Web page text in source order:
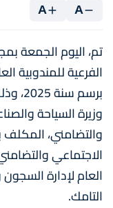
A
A
تم، اليوم الجمعة
الفرعية للمندوبية
برسم
وزيرة السياحة
والتضامني، المكلف
الاجتماعي
العام لإدارة
التامك.